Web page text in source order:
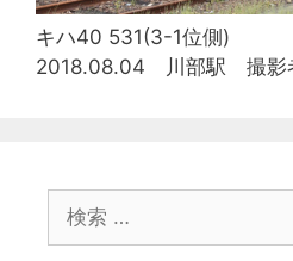
キハ40 531(3-1位側)
2018.08.04 川部駅 撮影
索: